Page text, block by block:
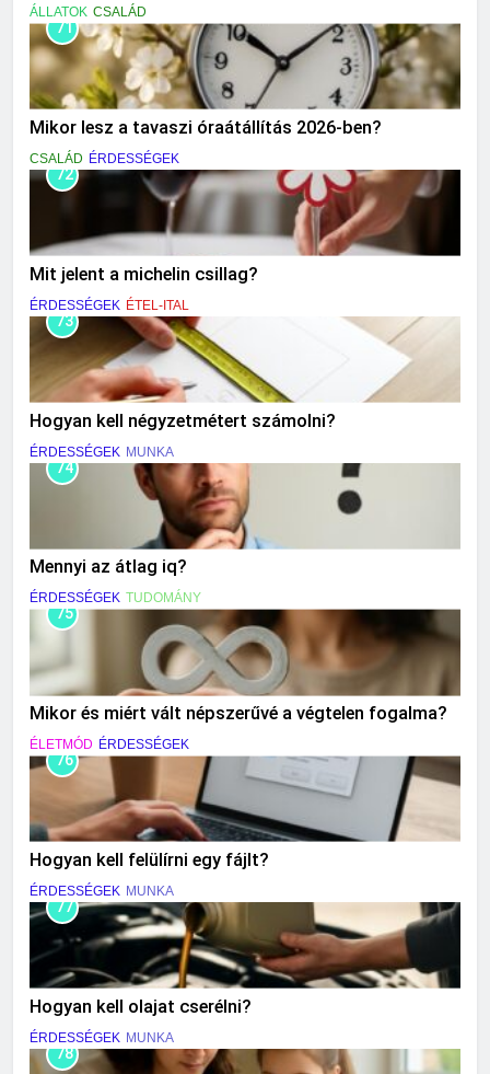
ÁLLATOK CSALÁD
71
Mikor lesz a tavaszi óraátállítás 2026-ben?
CSALÁD ÉRDESSÉGEK
72
Mit jelent a michelin csillag?
ÉRDESSÉGEK ÉTEL-ITAL
73
Hogyan kell négyzetmétert számolni?
ÉRDESSÉGEK MUNKA
74
Mennyi az átlag iq?
ÉRDESSÉGEK TUDOMÁNY
75
Mikor és miért vált népszerűvé a végtelen fogalma?
ÉLETMÓD ÉRDESSÉGEK
76
Hogyan kell felülírni egy fájlt?
ÉRDESSÉGEK MUNKA
77
Hogyan kell olajat cserélni?
ÉRDESSÉGEK MUNKA
78